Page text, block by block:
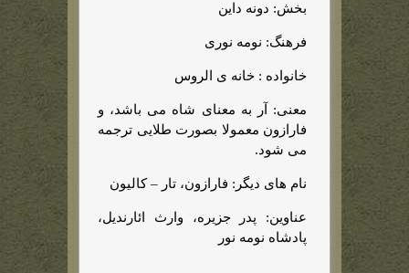
بخش: دونه داین
فرهنگ: نومه نوری
خانواده : خانه ی الروس
معنی: آر به معنای شاه می باشد، و
فارازون معمولا بصورت طلایی ترجمه
می شود.
نام های دیگر: فارازون، تار – کالیون
عناوین: پدر جزیره، وارث ائارندیل،
پادشاه نومه نور